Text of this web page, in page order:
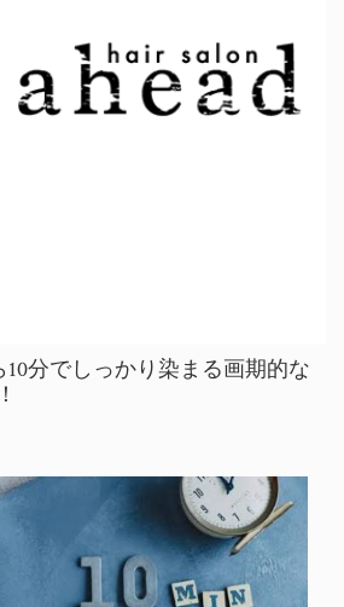
分でしっかり染まる画期的な